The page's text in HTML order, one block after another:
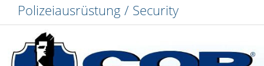
Polizeiausrüstung / Security